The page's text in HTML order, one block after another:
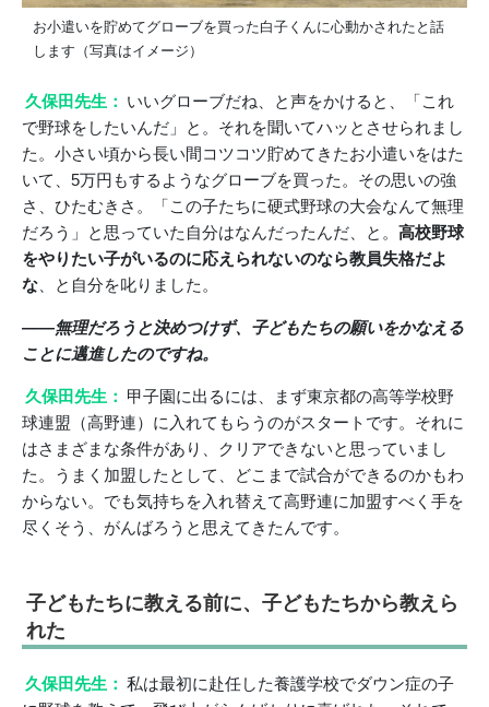
お小遣いを貯めてグローブを買った白子くんに心動かされたと話
します（写真はイメージ）
久保田先生： いいグローブだね、と声をかけると、「これ
で野球をしたいんだ」と。それを聞いてハッとさせられまし
た。小さい頃から長い間コツコツ貯めてきたお小遣いをはた
いて、5万円もするようなグローブを買った。その思いの強
さ、ひたむきさ。「この子たちに硬式野球の大会なんて無理
だろう」と思っていた自分はなんだったんだ、と。 高校野球
をやりたい子がいるのに応えられないのなら教員失格だよ
な 、と自分を叱りました。
――無理だろうと決めつけず、子どもたちの願いをかなえる
ことに邁進したのですね。
久保田先生： 甲子園に出るには、まず東京都の高等学校野
球連盟（高野連）に入れてもらうのがスタートです。それに
はさまざまな条件があり、クリアできないと思っていまし
た。うまく加盟したとして、どこまで試合ができるのかもわ
からない。でも気持ちを入れ替えて高野連に加盟すべく手を
尽くそう、がんばろうと思えてきたんです。
子どもたちに教える前に、子どもたちから教えら
れた
久保田先生： 私は最初に赴任した養護学校でダウン症の子